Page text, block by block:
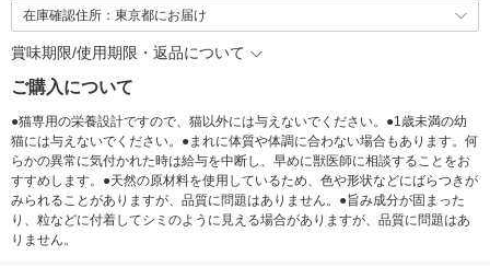
在庫確認住所：東京都にお届け
賞味期限/使用期限・返品について
ご購入について
●猫専用の栄養設計ですので、猫以外には与えないでください。●1歳未満の幼
猫には与えないでください。●まれに体質や体調に合わない場合もあります。何
らかの異常に気付かれた時は給与を中断し、早めに獣医師に相談することをお
すすめします。●天然の原材料を使用しているため、色や形状などにばらつきが
みられることがありますが、品質に問題はありません。●旨み成分が固まった
り、粒などに付着してシミのように見える場合がありますが、品質に問題はあ
りません。